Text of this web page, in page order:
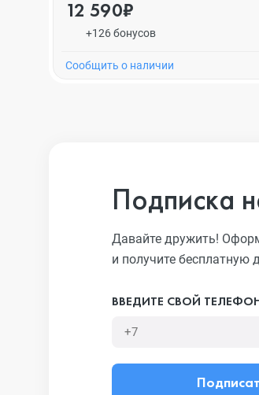
12 590₽
+126 бонусов
Cообщить о наличии
Подписка
Давайте дружить!
и получите бесплатную
ВВЕДИТЕ СВОЙ